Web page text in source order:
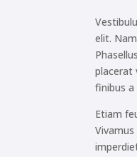
elit.
placerat
finibus
Etiam